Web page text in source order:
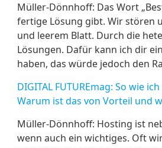
Müller-Dönnhoff: Das Wort
fertige Lösung gibt. Wir stören
und leerem Blatt. Durch die
Lösungen. Dafür kann ich dir
haben, das würde jedoch den
DIGITAL FUTUREmag: So wie
Warum ist das von Vorteil und
Müller-Dönnhoff: Hosting ist
wenn auch ein wichtiges. Oft